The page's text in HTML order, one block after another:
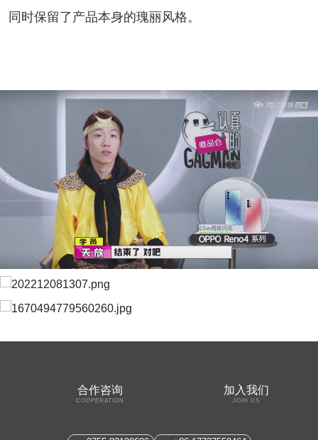
同时保留了产品本身的瑰丽风格。
合作咨询
COOPERATION
加入我们
JOIN US